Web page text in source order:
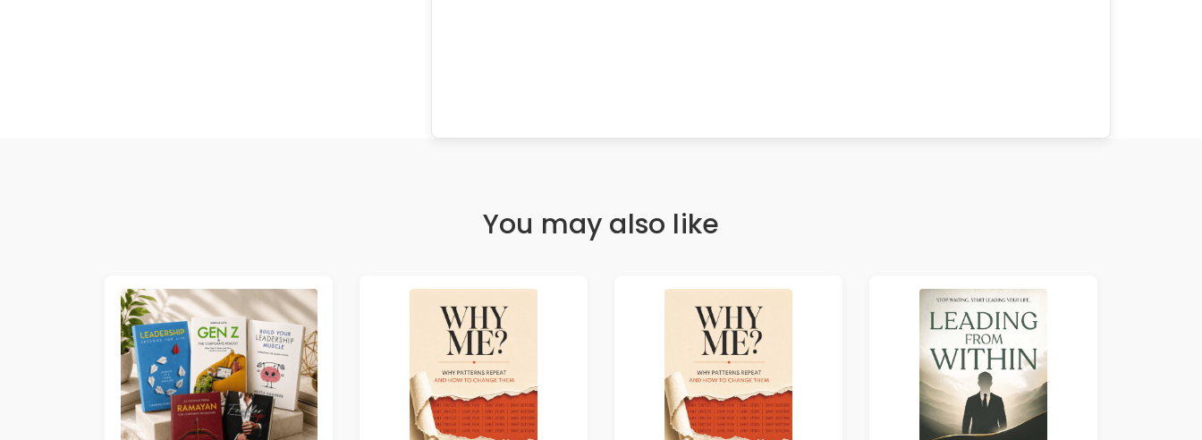
You may also like